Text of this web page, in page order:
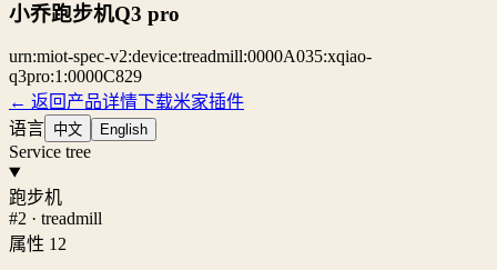
小乔跑步机Q3 pro
urn:miot-spec-v2:device:treadmill:0000A035:xqiao-
q3pro:1:0000C829
← 返回产品详情下载米家插件
语言 中文 English
Service tree
跑步机
#2 · treadmill
属性 12